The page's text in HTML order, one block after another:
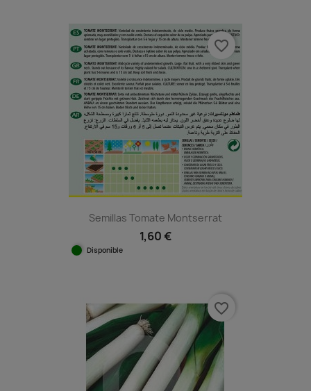
Semillas Tomate Montserrat
1,60 €
Disponible
favorite_border
favorite_border